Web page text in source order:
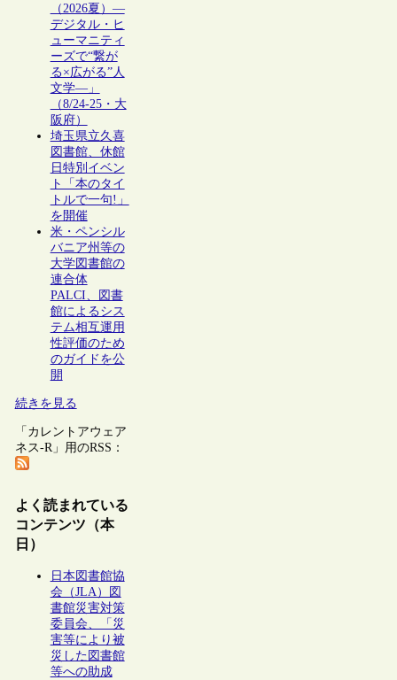
（2026夏）―
デジタル・ヒ
ューマニティ
ーズで“繋が
る×広がる”人
文学―」
（8/24-25・大
阪府）
埼玉県立久喜
図書館、休館
日特別イベン
ト「本のタイ
トルで一句!」
を開催
米・ペンシル
バニア州等の
大学図書館の
連合体
PALCI、図書
館によるシス
テム相互運用
性評価のため
のガイドを公
開
続きを見る
「カレントアウェア
ネス-R」用のRSS：
よく読まれている
コンテンツ（本
日）
日本図書館協
会（JLA）図
書館災害対策
委員会、「災
害等により被
災した図書館
等への助成